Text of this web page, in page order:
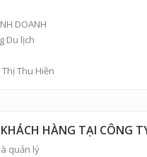
DOANH
Du lịch
Thu Hiền
HÀNG TẠI CÔNG
quản lý